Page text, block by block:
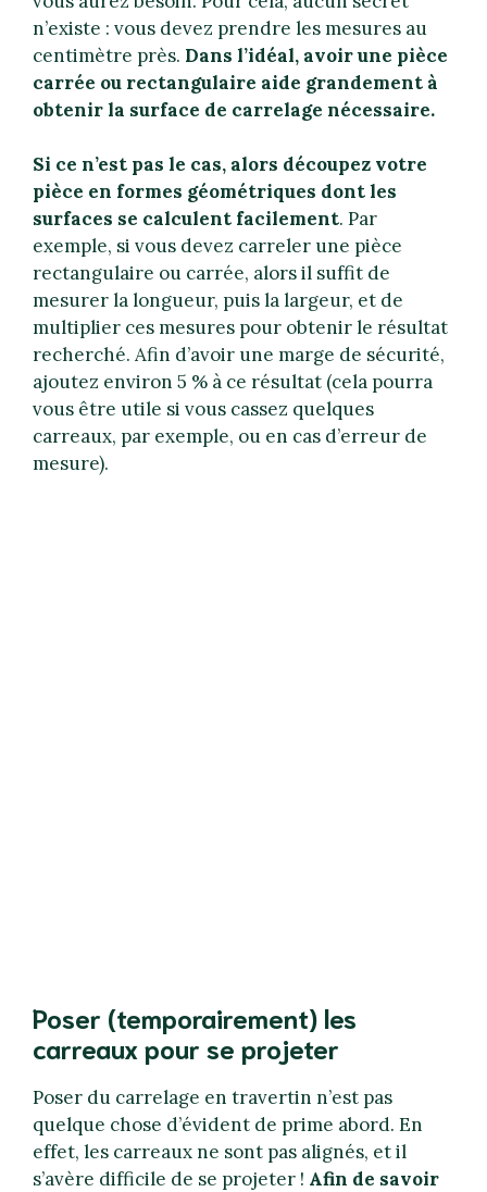
n’existe : vous devez prendre les mesures au
centimètre près. Dans l’idéal, avoir une pièce
carrée ou rectangulaire aide grandement à
obtenir la surface de carrelage nécessaire.
Si ce n’est pas le cas, alors découpez votre
pièce en formes géométriques dont les
surfaces se calculent facilement. Par
exemple, si vous devez carreler une pièce
rectangulaire ou carrée, alors il suffit de
mesurer la longueur, puis la largeur, et de
multiplier ces mesures pour obtenir le résultat
recherché. Afin d’avoir une marge de sécurité,
ajoutez environ 5 % à ce résultat (cela pourra
vous être utile si vous cassez quelques
carreaux, par exemple, ou en cas d’erreur de
mesure).
Poser (temporairement) les
carreaux pour se projeter
Poser du carrelage en travertin n’est pas
quelque chose d’évident de prime abord. En
effet, les carreaux ne sont pas alignés, et il
s’avère difficile de se projeter ! Afin de savoir